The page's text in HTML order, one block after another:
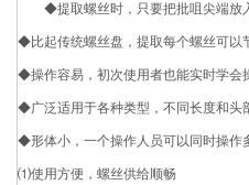
◆提取螺丝时，只要把批咀尖端放入
◆比起传统螺丝盘，提取每个螺丝可以
◆操作容易，初次使用者也能实时学会
◆广泛适用于各种类型，不同长度和头
◆形体小，一个操作人员可以同时操作
⑴使用方便，螺丝供给顺畅